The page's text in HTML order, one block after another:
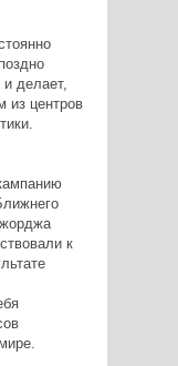
делает,
из центров
к